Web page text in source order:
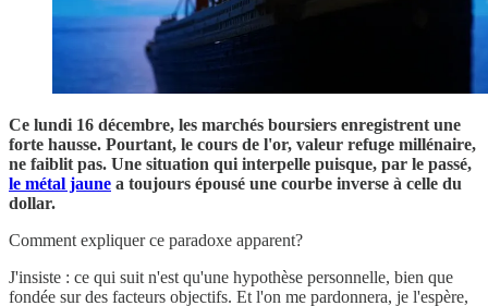
Ce lundi 16 décembre, les marchés boursiers enregistrent une
forte hausse. Pourtant, le cours de l'or, valeur refuge millénaire,
ne faiblit pas. Une situation qui interpelle puisque, par le passé,
le métal jaune a toujours épousé une courbe inverse à celle du
dollar.
Comment expliquer ce paradoxe apparent?
J'insiste : ce qui suit n'est qu'une hypothèse personnelle, bien que
fondée sur des facteurs objectifs. Et l'on me pardonnera, je l'espère,